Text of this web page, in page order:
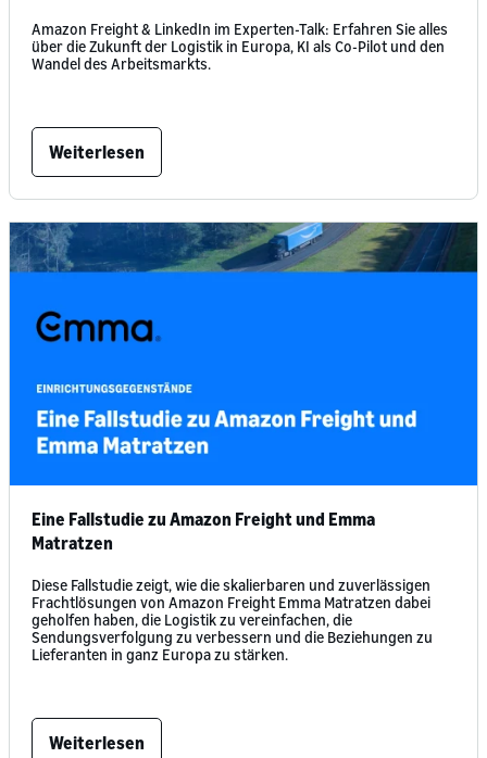
Amazon Freight & LinkedIn im Experten-Talk: Erfahren Sie alles
über die Zukunft der Logistik in Europa, KI als Co-Pilot und den
Wandel des Arbeitsmarkts.
Weiterlesen
Eine Fallstudie zu Amazon Freight und Emma
Matratzen
Diese Fallstudie zeigt, wie die skalierbaren und zuverlässigen
Frachtlösungen von Amazon Freight Emma Matratzen dabei
geholfen haben, die Logistik zu vereinfachen, die
Sendungsverfolgung zu verbessern und die Beziehungen zu
Lieferanten in ganz Europa zu stärken.
Weiterlesen